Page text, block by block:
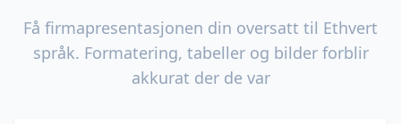
Få firmapresentasjonen din oversatt til Ethvert
språk. Formatering, tabeller og bilder forblir
akkurat der de var